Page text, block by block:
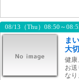
08/13（Thu）08:50～
ま
大
健康
お
なり